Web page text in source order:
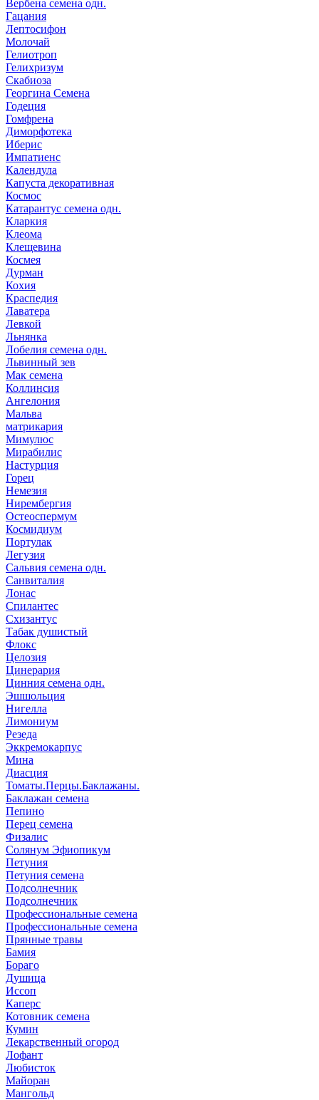
Вербена семена одн.
Гацания
Лептосифон
Молочай
Гелиотроп
Гелихризум
Скабиоза
Георгина Семена
Годеция
Гомфрена
Диморфотека
Иберис
Импатиенс
Календула
Капуста декоративная
Космос
Катарантус семена одн.
Кларкия
Клеома
Клещевина
Космея
Дурман
Кохия
Краспедия
Лаватера
Левкой
Льнянка
Лобелия семена одн.
Львинный зев
Мак семена
Коллинсия
Ангелония
Мальва
матрикария
Мимулюс
Мирабилис
Настурция
Горец
Немезия
Нирембергия
Остеоспермум
Космидиум
Портулак
Легузия
Сальвия семена одн.
Санвиталия
Лонас
Спилантес
Схизантус
Табак душистый
Флокс
Целозия
Цинерария
Цинния семена одн.
Эшшольция
Нигелла
Лимониум
Резеда
Эккремокарпус
Мина
Диасция
Томаты.Перцы.Баклажаны.
Баклажан семена
Пепино
Перец семена
Физалис
Солянум Эфиопикум
Петуния
Петуния семена
Подсолнечник
Подсолнечник
Профессиональные семена
Профессиональные семена
Прянные травы
Бамия
Бораго
Душица
Иссоп
Каперс
Котовник семена
Кумин
Лекарственный огород
Лофант
Любисток
Майоран
Мангольд